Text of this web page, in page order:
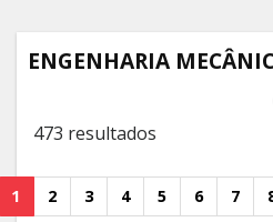
ENGENHARIA
473 resultados
1 2 3 4 5 6 7